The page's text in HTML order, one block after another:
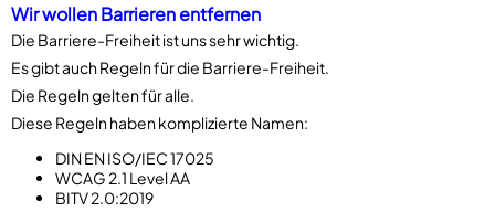
Wir wollen Barrieren entfernen
Die Barriere-Freiheit ist uns sehr wichtig.
Es gibt auch Regeln für die Barriere-Freiheit.
Die Regeln gelten für alle.
Diese Regeln haben komplizierte Namen:
DIN EN ISO/IEC 17025
WCAG 2.1 Level AA
BITV 2.0:2019